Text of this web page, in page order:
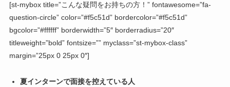
[st-mybox title=”こんな疑問をお持ちの方！” fontawesome=”fa-
question-circle” color=”#f5c51d” bordercolor=”#f5c51d”
bgcolor=”#ffffff” borderwidth=”5″ borderradius=”20″
titleweight=”bold” fontsize=”” myclass=”st-mybox-class”
margin=”25px 0 25px 0″]
夏インターンで面接を控えている人